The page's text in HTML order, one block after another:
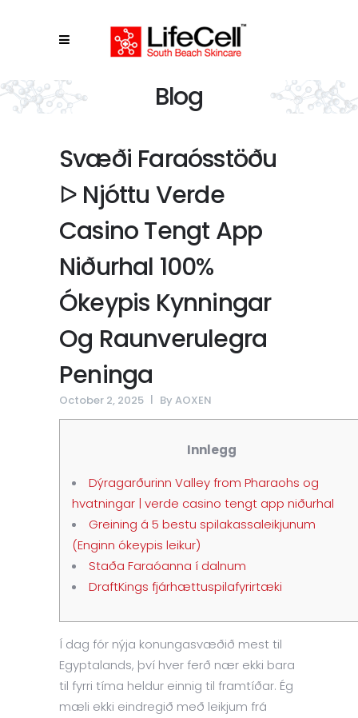
Blog
Svæði Faraósstöðu
ᐅ Njóttu Verde
Casino Tengt App
Niðurhal 100%
Ókeypis Kynningar
Og Raunverulegra
Peninga
October 2, 2025 By AOXEN
Innlegg
Dýragarðurinn Valley from Pharaohs og
hvatningar | verde casino tengt app niðurhal
Greining á 5 bestu spilakassaleikjunum
(Enginn ókeypis leikur)
Staða Faraóanna í dalnum
DraftKings fjárhættuspilafyrirtæki
Í dag fór nýja konungasvæðið mest til
Egyptalands, því hver ferð nær ekki bara
til fyrri tíma heldur einnig til framtíðar. Ég
mæli ekki eindregið með leikjum frá